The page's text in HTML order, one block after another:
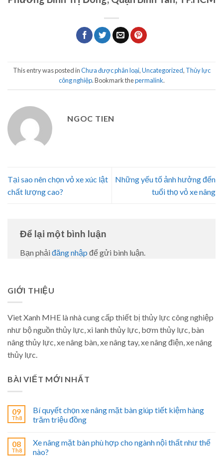
This entry was posted inChưa được phân loại,Uncategorized, Thủy lực
công nghiệp. Bookmark thepermalink.
NGOC TIEN
Tại sao nên chọn vỏ xe xúc lật
chất lượng cao?
Những yếu tố ảnh hưởng đến
tuổi thọ vỏ xe nâng
Để lại một bình luận
Bạn phải đăng nhập để gửi bình luận.
GIỚI THIỆU
Viet Xanh MHE là nhà cung cấp thiết bị thủy lực công nghiệp
như bộ nguồn thủy lực, xi lanh thủy lực, bơm thủy lực, bàn
nâng thủy lực, xe nâng bàn, xe nâng tay, xe nâng điện, xe nâng
thủy lực.
BÀI VIẾT MỚI NHẤT
09
Th8
Bí quyết chọn xe nâng mặt bàn giúp tiết kiệm hàng
trăm triệu đồng
08
Th8
Xe nâng mặt bàn phù hợp cho ngành nội thất như thế
nào?